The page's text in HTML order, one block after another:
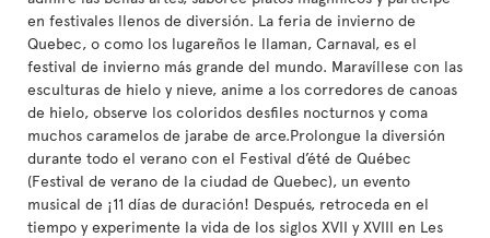
en festivales llenos de diversión. La feria de invierno de
Quebec, o como los lugareños le llaman, Carnaval, es el
festival de invierno más grande del mundo. Maravíllese con las
esculturas de hielo y nieve, anime a los corredores de canoas
de hielo, observe los coloridos desfiles nocturnos y coma
muchos caramelos de jarabe de arce.Prolongue la diversión
durante todo el verano con el Festival d’été de Québec
(Festival de verano de la ciudad de Quebec), un evento
musical de ¡11 días de duración! Después, retroceda en el
tiempo y experimente la vida de los siglos XVII y XVIII en Les